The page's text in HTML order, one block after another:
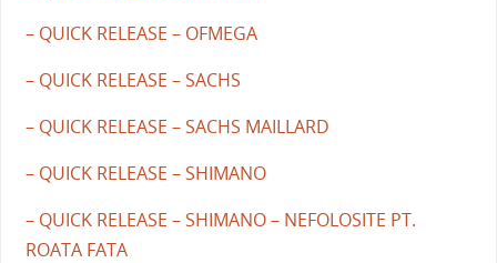
– QUICK RELEASE – OFMEGA
– QUICK RELEASE – SACHS
– QUICK RELEASE – SACHS MAILLARD
– QUICK RELEASE – SHIMANO
– QUICK RELEASE – SHIMANO – NEFOLOSITE PT.
ROATA FATA